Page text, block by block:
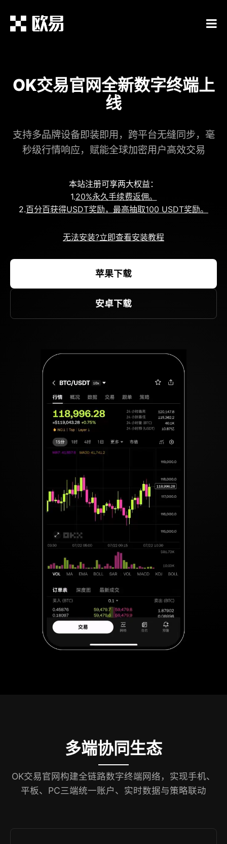
OK交易官网全新数字终端上
线
支持多品牌设备即装即用，跨平台无缝同步，毫
秒级行情响应，赋能全球加密用户高效交易
本站注册可享两大权益：
1.20%永久手续费返佣。
2.百分百获得USDT奖励，最高抽取100 USDT奖励。
无法安装?立即查看安装教程
苹果下载
安卓下载
多端协同生态
OK交易官网构建全链路数字终端网络，实现手机、
平板、PC三端统一账户、实时数据与策略联动